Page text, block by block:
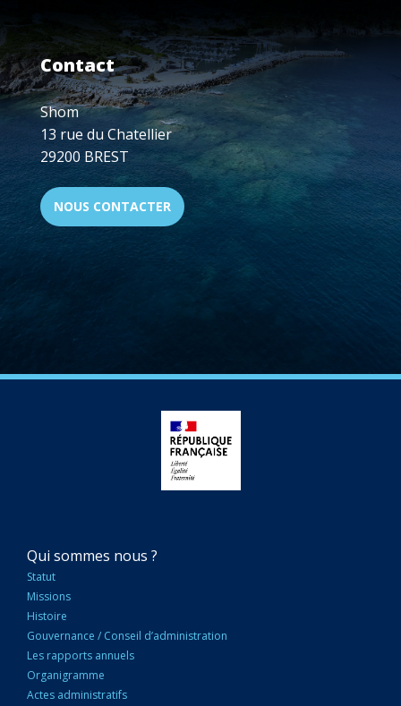
LITTORAUX
:
17-
19
JUILLET
2020
Contact
Shom
13 rue du Chatellier
29200 BREST
NOUS CONTACTER
NAVIGATION
PRINCIPALE
Qui sommes nous ?
Statut
Missions
Histoire
Gouvernance / Conseil d’administration
Les rapports annuels
Organigramme
Actes administratifs